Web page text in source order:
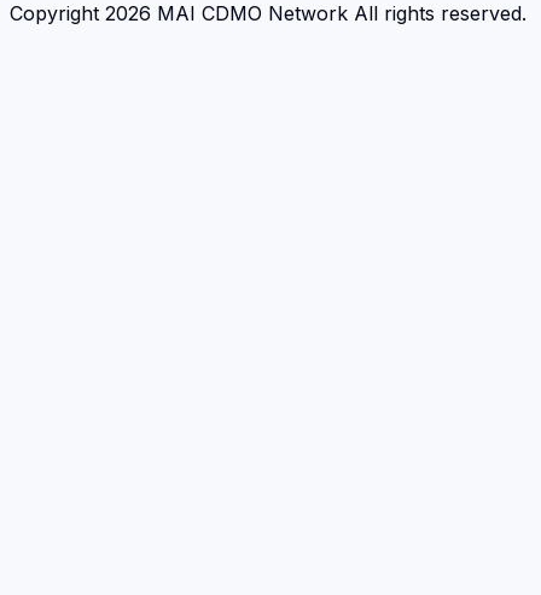
Copyright 2026 MAI CDMO Network All rights reserved.